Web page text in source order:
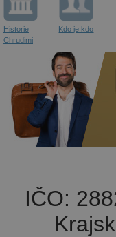
Historie
Chrudimi
Kdo je kdo
IČO: